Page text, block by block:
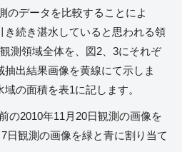
のデータを比較することによ
き続き湛水していると思われる領
測領域全体を、図2、3にそれぞ
出結果画像を黄線にて示しま
の面積を表1に記します。
の2010年11月20日観測の画像を
日観測の画像を緑と青に割り当て